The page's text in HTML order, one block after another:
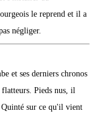
le reprend et il a
négliger.
et ses derniers chronos
flatteurs. Pieds nus, il
Quinté sur ce qu'il vient